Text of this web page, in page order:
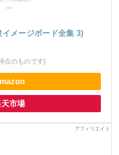
メージボード全集 3)
点のものです)
市場